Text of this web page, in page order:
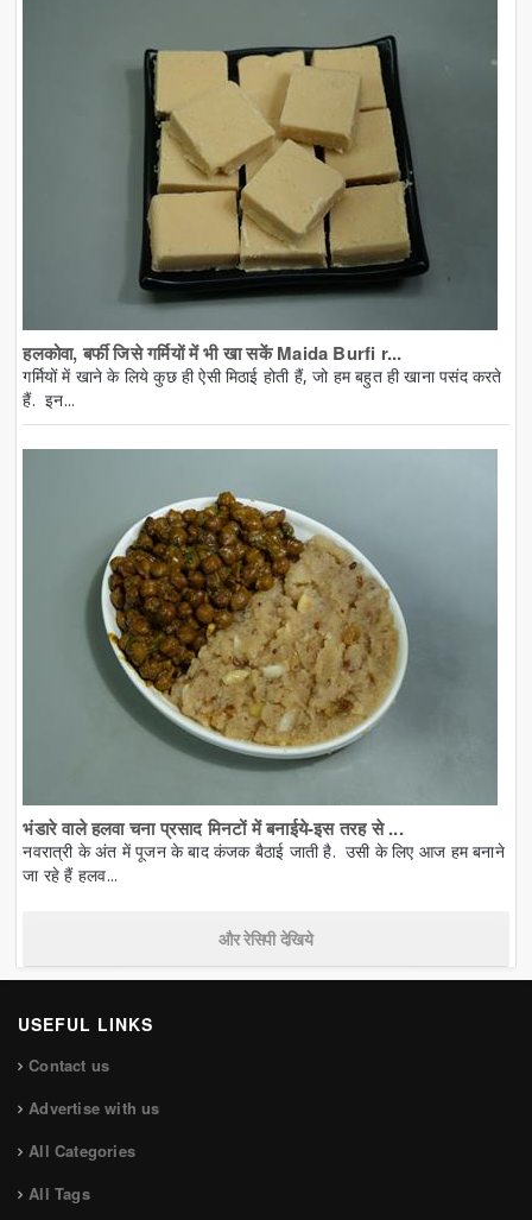
हलकोवा, बर्फी जिसे गर्मियों में भी खा सकें Maida Burfi r...
गर्मियों में खाने के लिये कुछ ही ऐसी मिठाई होती हैं, जो हम बहुत ही खाना पसंद करते
हैं. इन...
भंडारे वाले हलवा चना प्रसाद मिनटों में बनाईये-इस तरह से ...
नवरात्री के अंत में पूजन के बाद कंजक बैठाई जाती है. उसी के लिए आज हम बनाने
जा रहे हैं हलव...
और रेसिपी देखिये
USEFUL LINKS
Contact us
Advertise with us
All Categories
All Tags